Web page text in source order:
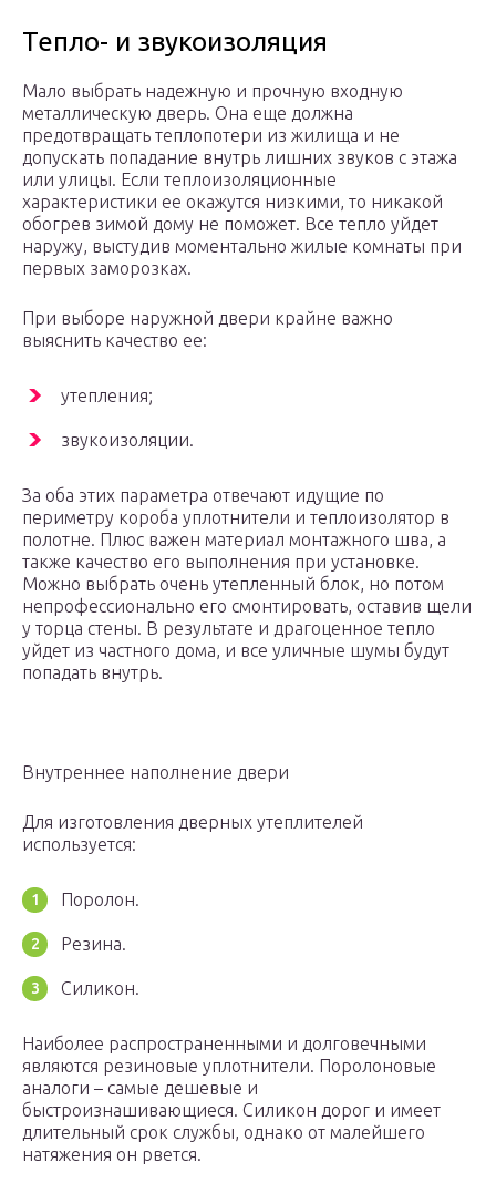
Тепло- и звукоизоляция
Мало выбрать надежную и прочную входную
металлическую дверь. Она еще должна
предотвращать теплопотери из жилища и не
допускать попадание внутрь лишних звуков с этажа
или улицы. Если теплоизоляционные
характеристики ее окажутся низкими, то никакой
обогрев зимой дому не поможет. Все тепло уйдет
наружу, выстудив моментально жилые комнаты при
первых заморозках.
При выборе наружной двери крайне важно
выяснить качество ее:
утепления;
звукоизоляции.
За оба этих параметра отвечают идущие по
периметру короба уплотнители и теплоизолятор в
полотне. Плюс важен материал монтажного шва, а
также качество его выполнения при установке.
Можно выбрать очень утепленный блок, но потом
непрофессионально его смонтировать, оставив щели
у торца стены. В результате и драгоценное тепло
уйдет из частного дома, и все уличные шумы будут
попадать внутрь.
Внутреннее наполнение двери
Для изготовления дверных утеплителей
используется:
Поролон.
Резина.
Силикон.
Наиболее распространенными и долговечными
являются резиновые уплотнители. Поролоновые
аналоги – самые дешевые и
быстроизнашивающиеся. Силикон дорог и имеет
длительный срок службы, однако от малейшего
натяжения он рвется.